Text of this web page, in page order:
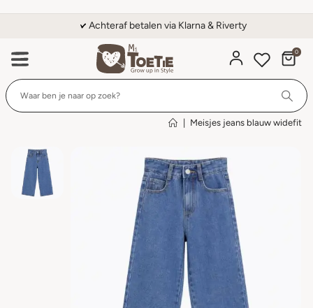
Achteraf betalen via Klarna & Riverty
0
Meisjes jeans blauw widefit